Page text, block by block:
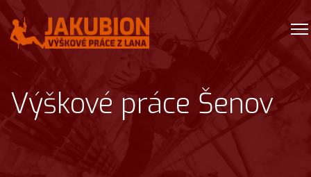
Výškové práce Šenov